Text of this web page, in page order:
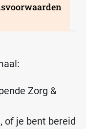
Arbeidsvoorwaarden
Zorg &
of je bent bereid